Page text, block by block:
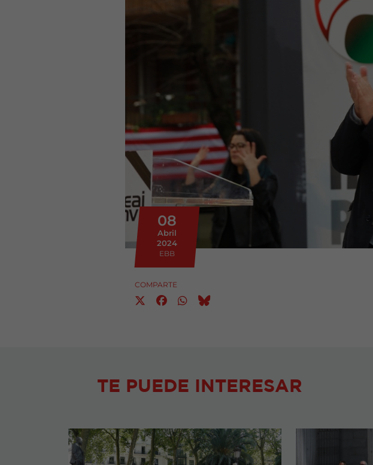
08
Abril
2024
EBB
COMPARTE
TE PUEDE INTERESAR